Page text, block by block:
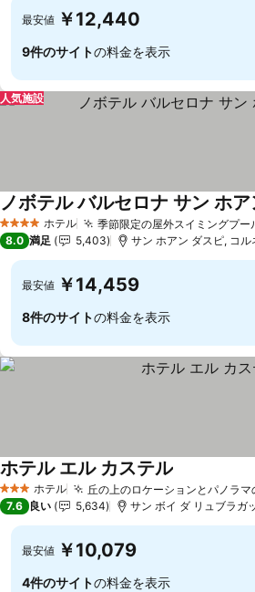
最安値 ￥12,440
9件のサイトの料金を表示
人気施設
4 ホテルのランク
ホテル 季節限定の屋外スイミングプー
ノボテル バルセロナ サン ホ
8.0 満足 5,403 サン ホアン ダスピ, コ
最安値 ￥14,459
8件のサイトの料金を表示
3 ホテルのランク
ホテル 丘の上のロケーションとパノラマ
ホテル エル カステル
7.6 良い 5,634 サン ボイ ダ リュブラガ
最安値 ￥10,079
4件のサイトの料金を表示